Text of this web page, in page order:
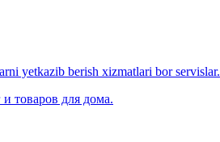
yetkazib berish xizmatlari bor servislar.
товаров для дома.